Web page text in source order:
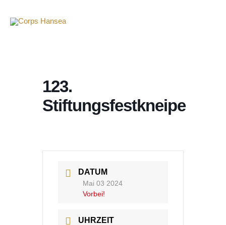
123.
Stiftungsfestkneipe
DATUM
Mai 03 2024
Vorbei!
UHRZEIT